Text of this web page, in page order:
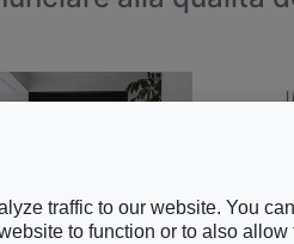
traffic to our website. You
to function or to also allow